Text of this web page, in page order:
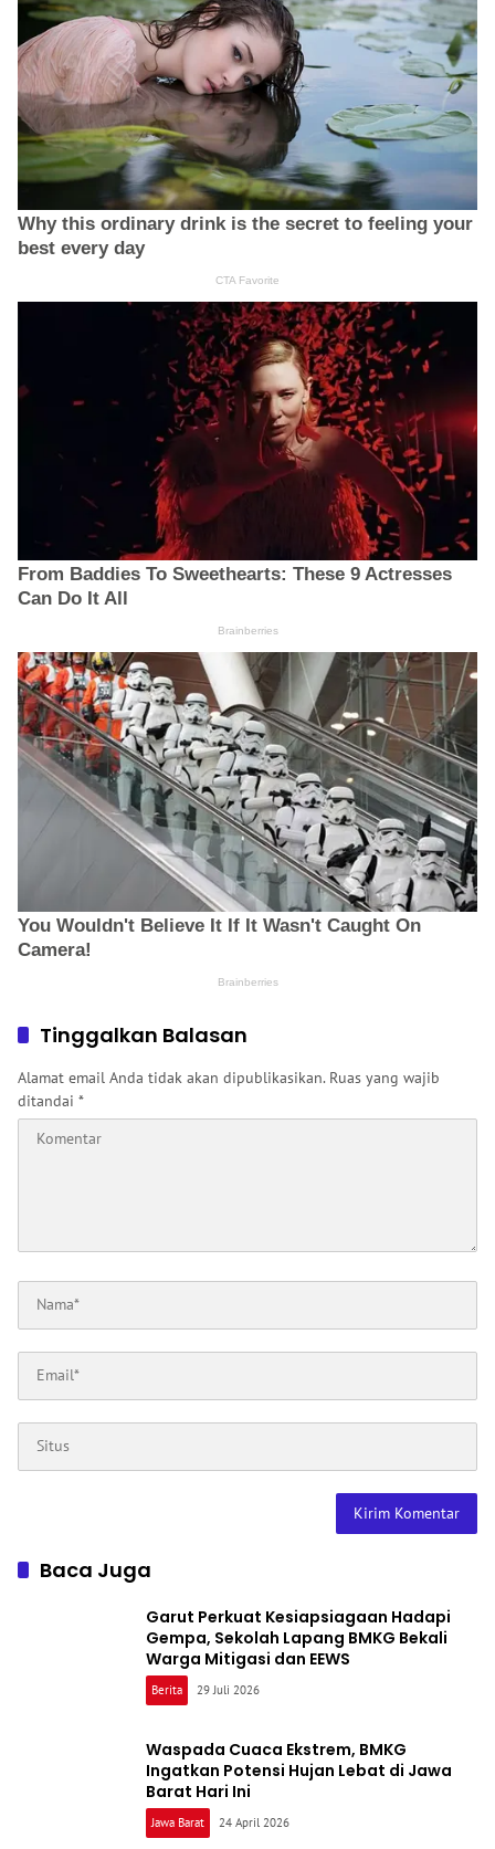
Tinggalkan Balasan
Alamat email Anda tidak akan dipublikasikan. Ruas yang wajib
ditandai *
Baca Juga
Garut Perkuat Kesiapsiagaan Hadapi
Gempa, Sekolah Lapang BMKG Bekali
Warga Mitigasi dan EEWS
Berita 29 Juli 2026
Waspada Cuaca Ekstrem, BMKG
Ingatkan Potensi Hujan Lebat di Jawa
Barat Hari Ini
Jawa Barat 24 April 2026